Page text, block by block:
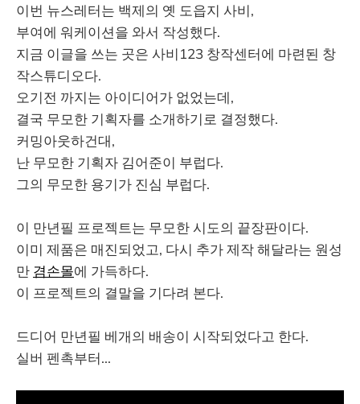
이번 뉴스레터는 백제의 옛 도읍지 사비,
부여에 워케이션을 와서 작성했다.
지금 이글을 쓰는 곳은 사비123 창작센터에 마련된 창
작스튜디오다.
오기전 까지는 아이디어가 없었는데,
결국 무모한 기획자를 소개하기로 결정했다.
커밍아웃하건대,
난 무모한 기획자 김어준이 부럽다.
그의 무모한 용기가 진심 부럽다.
이 만년필 프로젝트는 무모한 시도의 끝장판이다.
이미 제품은 매진되었고, 다시 추가 제작 해달라는 원성
만 겸손몰에 가득하다.
이 프로젝트의 결말을 기다려 본다.
드디어 만년필 베개의 배송이 시작되었다고 한다.
실버 펜촉부터...